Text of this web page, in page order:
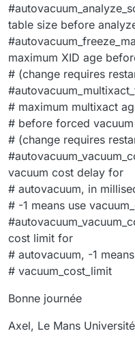
table size before
maximum XID age
# (change requires
# maximum multixact
# before forced vacuum
# (change requires
vacuum cost delay for
# autovacuum, in
# -1 means use
cost limit for
# autovacuum, -1
# vacuum_cost_limit
Bonne journée
Axel, Le Mans Université